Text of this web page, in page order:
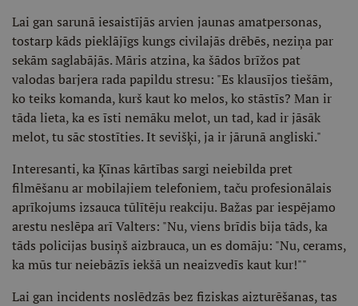
Lai gan sarunā iesaistījās arvien jaunas amatpersonas,
tostarp kāds pieklājīgs kungs civilajās drēbēs, neziņa par
sekām saglabājās. Māris atzina, ka šādos brīžos pat
valodas barjera rada papildu stresu: "Es klausījos tiešām,
ko teiks komanda, kurš kaut ko melos, ko stāstīs? Man ir
tāda lieta, ka es īsti nemāku melot, un tad, kad ir jāsāk
melot, tu sāc stostīties. It sevišķi, ja ir jārunā angliski."
Interesanti, ka Ķīnas kārtības sargi neiebilda pret
filmēšanu ar mobilajiem telefoniem, taču profesionālais
aprīkojums izsauca tūlītēju reakciju. Bažas par iespējamo
arestu neslēpa arī Valters: "Nu, viens brīdis bija tāds, ka
tāds policijas busiņš aizbrauca, un es domāju: "Nu, cerams,
ka mūs tur neiebāzīs iekšā un neaizvedīs kaut kur!""
Lai gan incidents noslēdzās bez fiziskas aizturēšanas, tas